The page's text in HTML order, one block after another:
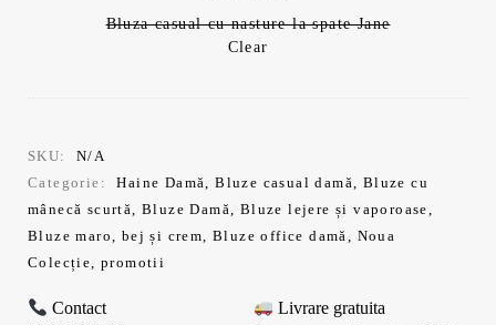
Bluza casual cu nasture la spate Jane
Clear
SKU:
N/A
Categorie:
Haine Damă,Bluze casual damă, Bluze cu
mânecă scurtă,Bluze Damă, Bluze lejere și vaporoase,
Bluze maro, bej și crem,Bluze office damă, Noua
Colecție,promotii
Contact
Livrare gratuita